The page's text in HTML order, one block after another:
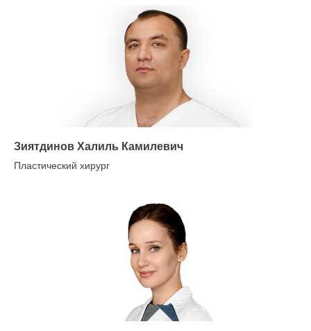
Зиятдинов Халиль Камилевич
Пластический хирург